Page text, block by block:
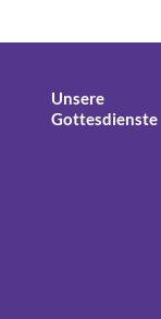
Unsere
Gottesdienste